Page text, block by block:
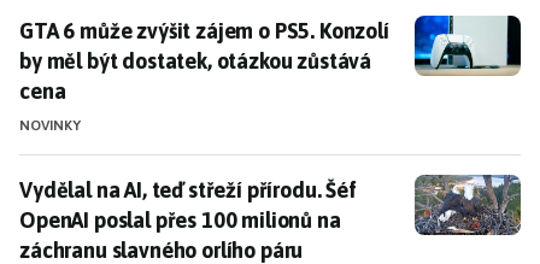
GTA 6 může zvýšit zájem o PS5. Konzolí by měl být
GTA 6 může zvýšit zájem o PS5. Konzolí
by měl být dostatek, otázkou zůstává
cena
NOVINKY
Vydělal na AI, teď střeží přírodu. Šéf OpenAI poslal
Vydělal na AI, teď střeží přírodu. Šéf
OpenAI poslal přes 100 milionů na
záchranu slavného orlího páru